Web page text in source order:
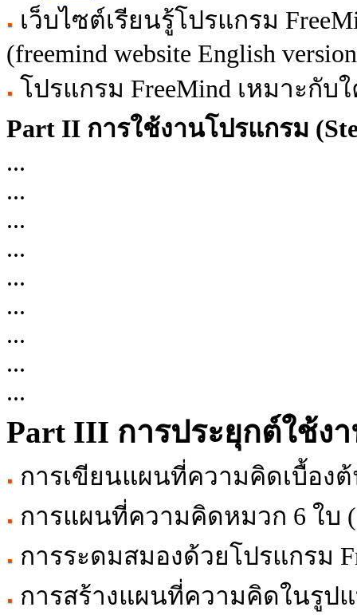
เว็บไซต์เรียนรู้โปรแกรม
(freemind website English
โปรแกรม FreeMind เหมาะกับใ
Part II การใช้งานโปรแกรม
...
...
...
...
...
...
...
...
...
Part III การประยุกต์ใช้ง
การเขียนแผนที่ความคิดเบื้องต้
การแผนที่ความคิดหมวก 6 ใบ
การระดมสมองด้วยโปรแกรม
การสร้างแผนที่ความคิดในรูป